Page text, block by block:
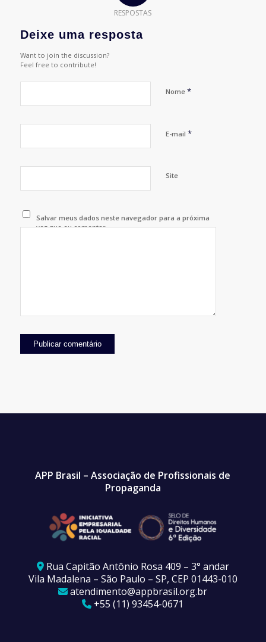
RESPOSTAS
Deixe uma resposta
Want to join the discussion?
Feel free to contribute!
Nome *
E-mail *
Site
Salvar meus dados neste navegador para a próxima
vez que eu comentar.
APP Brasil – Associação de Profissionais de
Propaganda
Rua Capitão Antônio Rosa 409 – 3° andar
Vila Madalena – São Paulo – SP, CEP 01443-010
atendimento@appbrasil.org.br
+55 (11) 93454-0671